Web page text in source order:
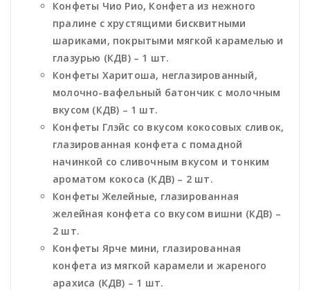
Конфеты Чио Рио, Конфета из нежного
пралине с хрустящими бисквитными
шариками, покрытыми мягкой карамелью и
глазурью (КДВ) – 1 шт.
Конфеты Харитоша, неглазированный,
молочно-вафельный батончик с молочным
вкусом (КДВ) – 1 шт.
Конфеты Глэйс со вкусом кокосовых сливок,
глазированная конфета с помадной
начинкой со сливочным вкусом и тонким
ароматом кокоса (КДВ) – 2 шт.
Конфеты Желейные, глазированная
желейная конфета со вкусом вишни (КДВ) –
2 шт.
Конфеты Ярче мини, глазированная
конфета из мягкой карамели и жареного
арахиса (КДВ) – 1 шт.